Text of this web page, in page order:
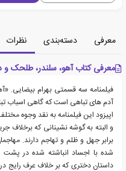
معرفی دسته‌بندی
نظرات
معرفی کتاب آهو، سلندر، طلحک و
فیلمنامه سه قسمتی بهرام بیضایی.
آدم های تباهی است که گاهی اسباب
اپیزود این فیلمنامه به نقد وجوه
و البته به گوشه نشینانی که برخلاف
برابر جهل و ظلم و تهاجم دارند.
شده با اجساد انباشته شده در
داستان دختری که بر خلاف عرف رایج